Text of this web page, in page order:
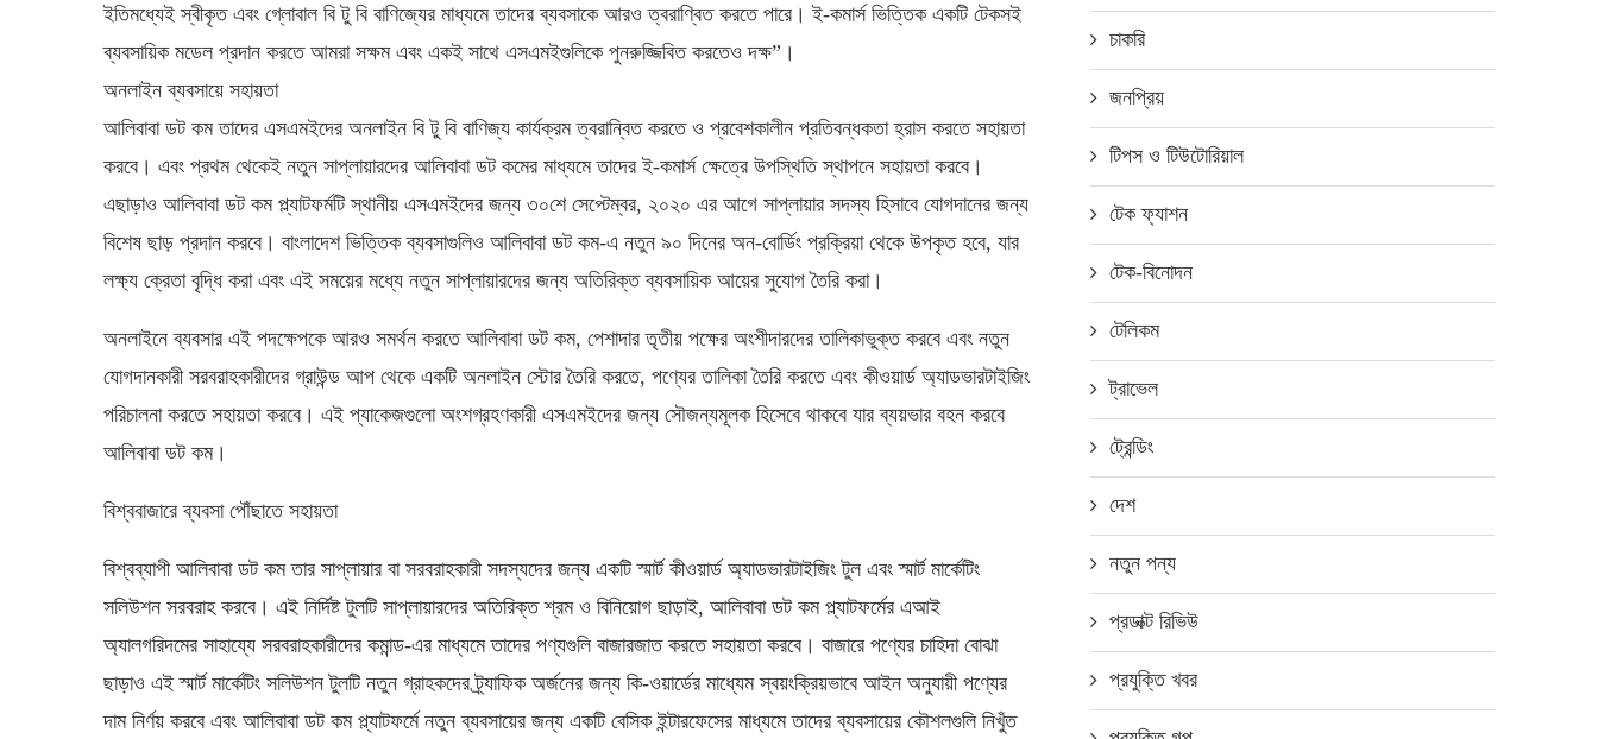
ইতিমধ্যেই স্বীকৃত এবং গ্লোবাল বি টু বি বাণিজ্যের মাধ্যমে তাদের ব্যবসাকে আরও ত্বরাণ্বিত করতে পারে। ই-কমার্স ভিত্তিক একটি টেকসই
ব্যবসায়িক মডেল প্রদান করতে আমরা সক্ষম এবং একই সাথে এসএমইগুলিকে পুনরুজ্জিবিত করতেও দক্ষ”।
অনলাইন ব্যবসায়ে সহায়তা
আলিবাবা ডট কম তাদের এসএমইদের অনলাইন বি টু বি বাণিজ্য কার্যক্রম ত্বরান্বিত করতে ও প্রবেশকালীন প্রতিবন্ধকতা হ্রাস করতে সহায়তা
করবে। এবং প্রথম থেকেই নতুন সাপ্লায়ারদের আলিবাবা ডট কমের মাধ্যমে তাদের ই-কমার্স ক্ষেত্রে উপস্থিতি স্থাপনে সহায়তা করবে।
এছাড়াও আলিবাবা ডট কম প্ল্যাটফর্মটি স্থানীয় এসএমইদের জন্য ৩০শে সেপ্টেম্বর, ২০২০ এর আগে সাপ্লায়ার সদস্য হিসাবে যোগদানের জন্য
বিশেষ ছাড় প্রদান করবে। বাংলাদেশ ভিত্তিক ব্যবসাগুলিও আলিবাবা ডট কম-এ নতুন ৯০ দিনের অন-বোর্ডিং প্রক্রিয়া থেকে উপকৃত হবে, যার
লক্ষ্য ক্রেতা বৃদ্ধি করা এবং এই সময়ের মধ্যে নতুন সাপ্লায়ারদের জন্য অতিরিক্ত ব্যবসায়িক আয়ের সুযোগ তৈরি করা।
অনলাইনে ব্যবসার এই পদক্ষেপকে আরও সমর্থন করতে আলিবাবা ডট কম, পেশাদার তৃতীয় পক্ষের অংশীদারদের তালিকাভুক্ত করবে এবং নতুন
যোগদানকারী সরবরাহকারীদের গ্রাউন্ড আপ থেকে একটি অনলাইন স্টোর তৈরি করতে, পণ্যের তালিকা তৈরি করতে এবং কীওয়ার্ড অ্যাডভারটাইজিং
পরিচালনা করতে সহায়তা করবে। এই প্যাকেজগুলো অংশগ্রহণকারী এসএমইদের জন্য সৌজন্যমূলক হিসেবে থাকবে যার ব্যয়ভার বহন করবে
আলিবাবা ডট কম।
বিশ্ববাজারে ব্যবসা পৌঁছাতে সহায়তা
বিশ্বব্যাপী আলিবাবা ডট কম তার সাপ্লায়ার বা সরবরাহকারী সদস্যদের জন্য একটি স্মার্ট কীওয়ার্ড অ্যাডভারটাইজিং টুল এবং স্মার্ট মার্কেটিং
সলিউশন সরবরাহ করবে। এই নির্দিষ্ট টুলটি সাপ্লায়ারদের অতিরিক্ত শ্রম ও বিনিয়োগ ছাড়াই, আলিবাবা ডট কম প্ল্যাটফর্মের এআই
অ্যালগরিদমের সাহায্যে সরবরাহকারীদের কমান্ড-এর মাধ্যমে তাদের পণ্যগুলি বাজারজাত করতে সহায়তা করবে। বাজারে পণ্যের চাহিদা বোঝা
ছাড়াও এই স্মার্ট মার্কেটিং সলিউশন টুলটি নতুন গ্রাহকদের ট্র্যাফিক অর্জনের জন্য কি-ওয়ার্ডের মাধ্যেম স্বয়ংক্রিয়ভাবে আইন অনুযায়ী পণ্যের
দাম নির্ণয় করবে এবং আলিবাবা ডট কম প্ল্যাটফর্মে নতুন ব্যবসায়ের জন্য একটি বেসিক ইন্টারফেসের মাধ্যমে তাদের ব্যবসায়ের কৌশলগুলি নিখুঁত
চাকরি
জনপ্রিয়
টিপস ও টিউটোরিয়াল
টেক ফ্যাশন
টেক-বিনোদন
টেলিকম
ট্রাভেল
ট্রেন্ডিং
দেশ
নতুন পন্য
প্রডাক্ট রিভিউ
প্রযুক্তি খবর